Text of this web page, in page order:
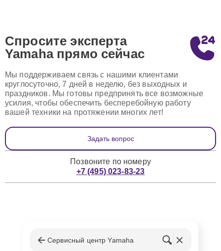
Спросите эксперта
Yamaha прямо сейчас
Мы поддерживаем связь с нашими клиентами
круглосуточно, 7 дней в неделю, без выходных и
праздников. Мы готовы предпринять все возможные
усилия, чтобы обеспечить бесперебойную работу
вашей техники на протяжении многих лет!
Задать вопрос
Позвоните по номеру
+7 (495) 023-83-23
Сервисный центр Yamaha